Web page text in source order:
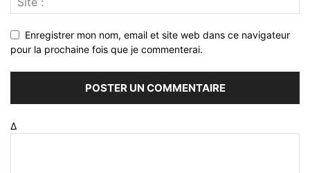
Enregistrer mon nom, email et site web dans ce navigateur
pour la prochaine fois que je commenterai.
Δ